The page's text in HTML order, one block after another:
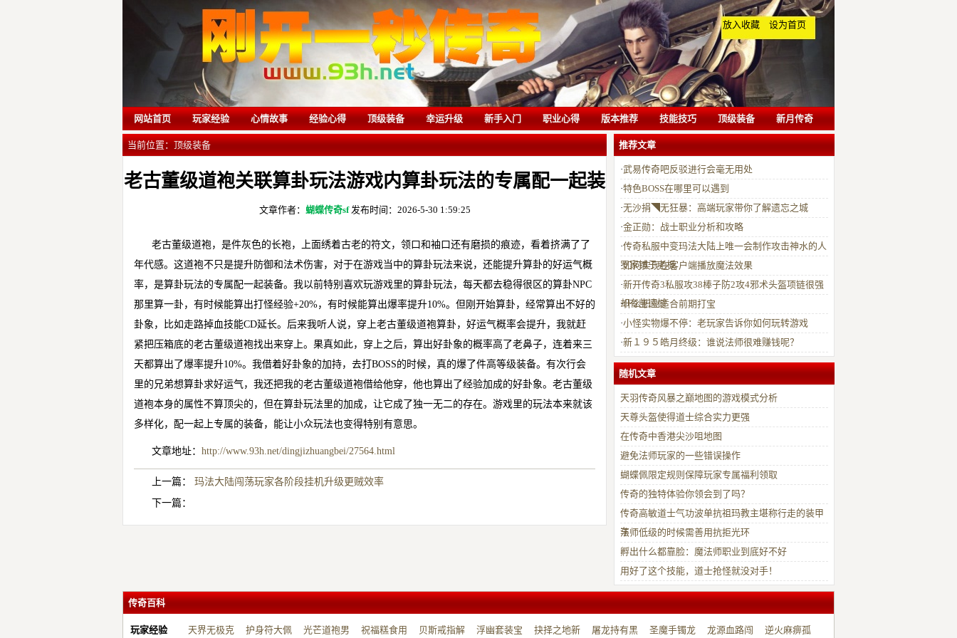
放入收藏 设为首页
网站首页 玩家经验 心情故事 经验心得 顶级装备 幸运升级 新手入门 职业心得 版本推荐 技能技巧 顶级装备 新月传奇
当前位置： 顶级装备
老古董级道袍关联算卦玩法游戏内算卦玩法的专属配一起装
备
文章作者： 蝴蝶传奇sf 发布时间：2026-5-30 1:59:25
老古董级道袍，是件灰色的长袍，上面绣着古老的符文，领口和袖口还有磨损的痕迹，看着挤满了了
年代感。这道袍不只是提升防御和法术伤害，对于在游戏当中的算卦玩法来说，还能提升算卦的好运气概
率，是算卦玩法的专属配一起装备。我以前特别喜欢玩游戏里的算卦玩法，每天都去稳得很区的算卦NPC
那里算一卦，有时候能算出打怪经验+20%，有时候能算出爆率提升10%。但刚开始算卦，经常算出不好的
卦象，比如走路掉血技能CD延长。后来我听人说，穿上老古董级道袍算卦，好运气概率会提升，我就赶
紧把压箱底的老古董级道袍找出来穿上。果真如此，穿上之后，算出好卦象的概率高了老鼻子，连着来三
天都算出了爆率提升10%。我借着好卦象的加持，去打BOSS的时候，真的爆了件高等级装备。有次行会
里的兄弟想算卦求好运气，我还把我的老古董级道袍借给他穿，他也算出了经验加成的好卦象。老古董级
道袍本身的属性不算顶尖的，但在算卦玩法里的加成，让它成了独一无二的存在。游戏里的玩法本来就该
多样化，配一起上专属的装备，能让小众玩法也变得特别有意思。
文章地址： http://www.93h.net/dingjizhuangbei/27564.html
上一篇： 玛法大陆闯荡玩家各阶段挂机升级更贼效率
下一篇：
推荐文章
·武易传奇吧反驳进行会毫无用处
·特色BOSS在哪里可以遇到
·无沙捐◥无狂暴：高端玩家带你了解遗忘之城
·金正勋：战士职业分析和攻略
·传奇私服中变玛法大陆上唯一会制作攻击神水的人
罗家铺子老板
·如何实现在客户端播放魔法效果
·新开传奇3私服攻38棒子防2攻4邪术头盔项链很强
却有些遗憾
·什么职业适合前期打宝
·小怪实物爆不停：老玩家告诉你如何玩转游戏
·新１９５皓月终级：谁说法师很难赚钱呢？
随机文章
天羽传奇风暴之巅地图的游戏模式分析
天尊头盔使得道士综合实力更强
在传奇中香港尖沙咀地图
避免法师玩家的一些错误操作
蝴蝶佩限定规则保障玩家专属福利领取
传奇的独特体验你领会到了吗？
传奇高敏道士气功波单抗祖玛教主堪称行走的装甲
车
法师低级的时候需善用抗拒光环
孵出什么都靠脸：魔法师职业到底好不好
用好了这个技能，道士抢怪就没对手！
传奇百科
玩家经验 天界无极克 护身符大佩 光芒道袍男 祝福糕食用 贝斯戒指解 浮幽套装宝 抉择之地新 屠龙持有黑 圣魔手镯龙 龙源血路闯 逆火麻痹孤